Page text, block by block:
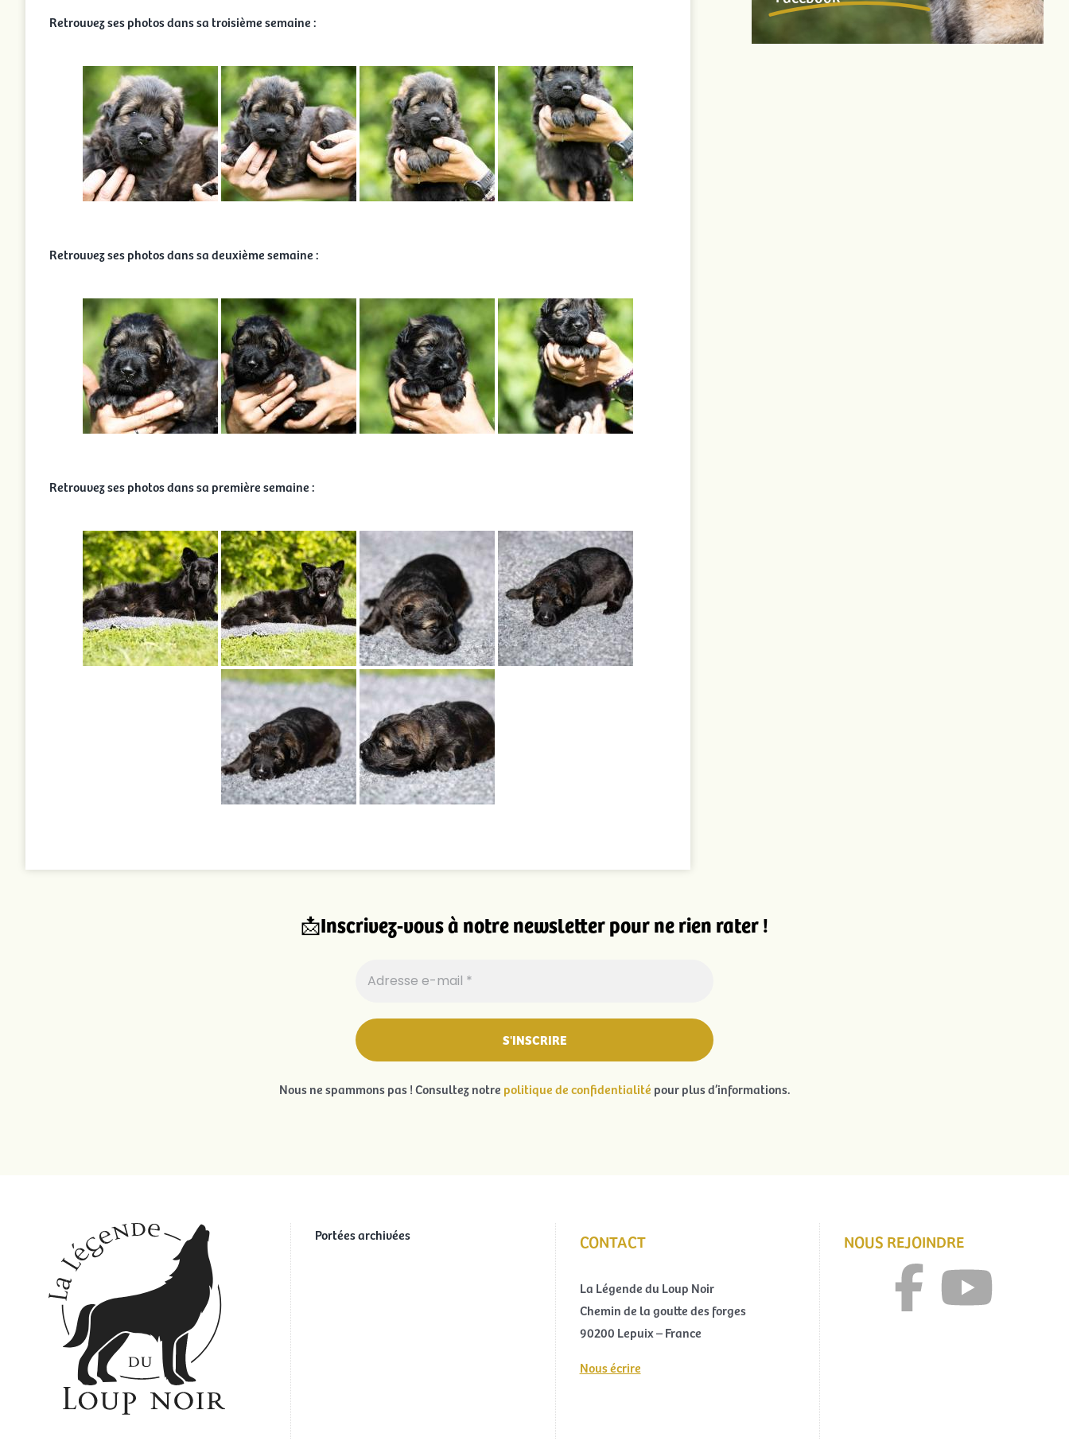
Retrouvez ses photos dans sa troisième semaine :
Retrouvez ses photos dans sa deuxième semaine :
Retrouvez ses photos dans sa première semaine :
📩Inscrivez-vous à notre newsletter pour ne rien rater !
Nous ne spammons pas ! Consultez notre politique de confidentialité pour plus d’informations.
Portées archivées CONTACT
La Légende du Loup Noir
Chemin de la goutte des forges
90200 Lepuix – France
Nous écrire
NOUS REJOINDRE